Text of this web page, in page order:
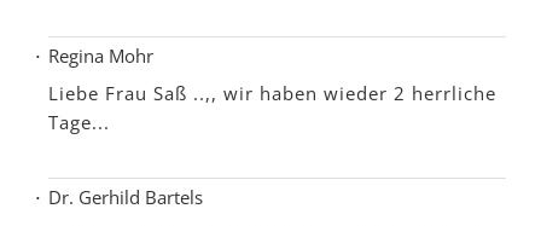
Regina Mohr
Liebe Frau Saß ..,, wir haben wieder 2 herrliche
Tage...
Dr. Gerhild Bartels